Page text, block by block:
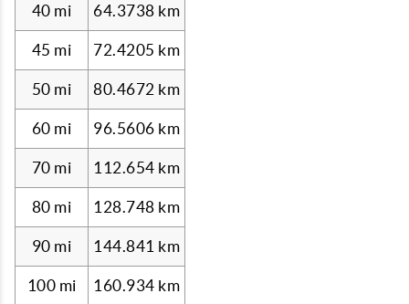
40 mi 64.3738 km
45 mi 72.4205 km
50 mi 80.4672 km
60 mi 96.5606 km
70 mi 112.654 km
80 mi 128.748 km
90 mi 144.841 km
100 mi 160.934 km